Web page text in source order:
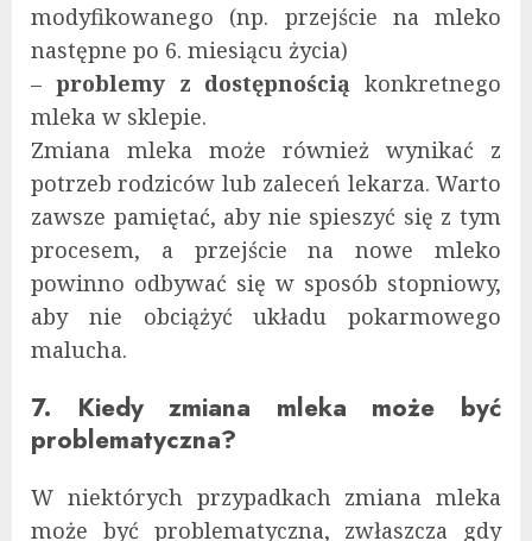
modyfikowanego (np. przejście na mleko
następne po 6. miesiącu życia)
– problemy z dostępnością konkretnego
mleka w sklepie.
Zmiana mleka może również wynikać z
potrzeb rodziców lub zaleceń lekarza. Warto
zawsze pamiętać, aby nie spieszyć się z tym
procesem, a przejście na nowe mleko
powinno odbywać się w sposób stopniowy,
aby nie obciążyć układu pokarmowego
malucha.
7. Kiedy zmiana mleka może być
problematyczna?
W niektórych przypadkach zmiana mleka
może być problematyczna, zwłaszcza gdy